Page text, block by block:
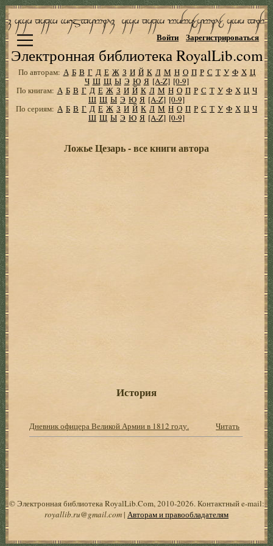
Электронная библиотека RoyalLib.com
Войти Зарегистрироваться
По авторам: А Б В Г Д Е Ж З И Й К Л М Н О П Р С Т У Ф Х Ц
Ч Ш Щ Ы Э Ю Я [A-Z] [0-9]
По книгам: А Б В Г Д Е Ж З И Й К Л М Н О П Р С Т У Ф Х Ц Ч
Ш Щ Ы Э Ю Я [A-Z] [0-9]
По сериям: А Б В Г Д Е Ж З И Й К Л М Н О П Р С Т У Ф Х Ц Ч
Ш Щ Ы Э Ю Я [A-Z] [0-9]
Ложье Цезарь - все книги автора
История
Дневник офицера Великой Армии в 1812 году. Читать
© Электронная библиотека RoyalLib.Com, 2010-2026. Контактный e-mail:
royallib.ru@gmail.com| Авторам и правообладателям